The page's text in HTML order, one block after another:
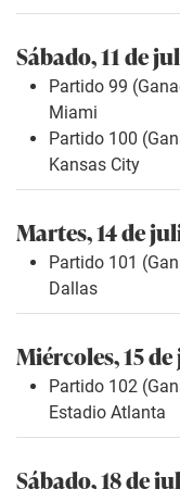
Sábado, 11 de
Partido 99
Miami
Partido 100
Kansas City
Martes, 14 de
Partido 101
Dallas
Miércoles, 15
Partido 102
Estadio Atlanta
Sábado, 18 de